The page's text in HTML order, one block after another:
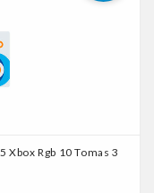
Xbox Rgb 10 Tomas 3